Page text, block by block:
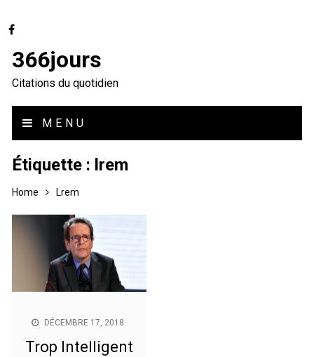
366jours
Citations du quotidien
MENU
Étiquette : lrem
Home Lrem
DÉCEMBRE 17, 2018
Trop Intelligent